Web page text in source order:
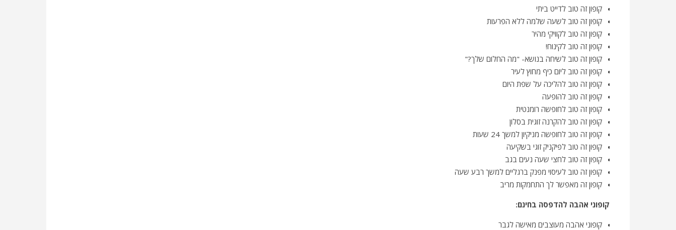
קופון זה טוב לדייט ביתי
קופון זה טוב לשעה שלמה ללא הפרעות
קופון זה טוב לקוויקי מהיר
קופון זה טוב לקינוח!
קופון זה טוב לשיחה בנושא- "מה החלום שלך?"
קופון זה טוב ליום כיף מחוץ לעיר
קופון זה טוב להליכה על שפת היום
קופון זה טוב להופעה
קופון זה טוב לחופשה רומנטית
קופון זה טוב להקרנה זוגית בסלון
קופון זה טוב לחופשה מניקיון למשך 24 שעות
קופון זה טוב לפיקניק זוגי בשקיעה
קופון זה טוב לחצי שעה נעים בגב
קופון זה טוב לעיסוי מפנק ברגליים למשך רבע שעה
קופון זה מאפשר לך התחמקות מריב
קופוני אהבה להדפסה בחינם:
קופוני אהבה מעוצבים מאישה לגבר